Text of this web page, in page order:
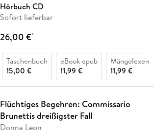
Hörbuch CD
Sofort lieferbar
26,00 €*
Taschenbuch
15,00 €
eBook epub
11,99 €
11,99 €
Flüchtiges Begehren: Commissario
Brunettis dreißigster Fall
Donna Leon